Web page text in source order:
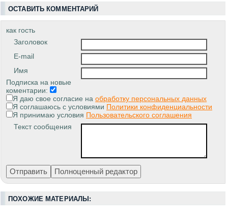
ОСТАВИТЬ КОММЕНТАРИЙ
как гость
Заголовок
E-mail
Имя
Подписка на новые
коментарии:
Я даю свое согласие на обработку персональных данных
Я соглашаюсь с условиями Политики конфиденциальности
Я принимаю условия Пользовательского соглашения
Текст сообщения
ПОХОЖИЕ МАТЕРИАЛЫ: